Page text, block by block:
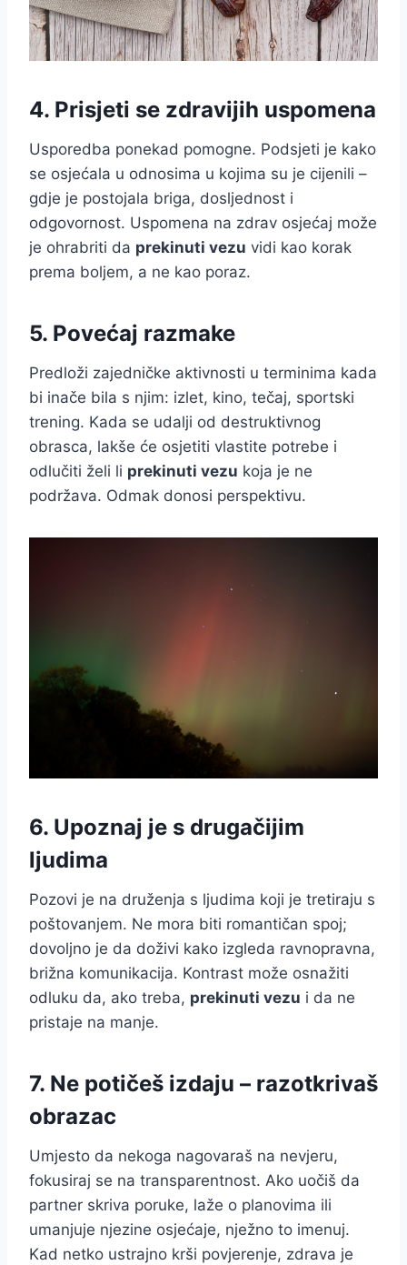
4. Prisjeti se zdravijih uspomena
Usporedba ponekad pomogne. Podsjeti je kako
se osjećala u odnosima u kojima su je cijenili –
gdje je postojala briga, dosljednost i
odgovornost. Uspomena na zdrav osjećaj može
je ohrabriti da prekinuti vezu vidi kao korak
prema boljem, a ne kao poraz.
5. Povećaj razmake
Predloži zajedničke aktivnosti u terminima kada
bi inače bila s njim: izlet, kino, tečaj, sportski
trening. Kada se udalji od destruktivnog
obrasca, lakše će osjetiti vlastite potrebe i
odlučiti želi li prekinuti vezu koja je ne
podržava. Odmak donosi perspektivu.
6. Upoznaj je s drugačijim
ljudima
Pozovi je na druženja s ljudima koji je tretiraju s
poštovanjem. Ne mora biti romantičan spoj;
dovoljno je da doživi kako izgleda ravnopravna,
brižna komunikacija. Kontrast može osnažiti
odluku da, ako treba, prekinuti vezu i da ne
pristaje na manje.
7. Ne potičeš izdaju – razotkrivaš
obrazac
Umjesto da nekoga nagovaraš na nevjeru,
fokusiraj se na transparentnost. Ako uočiš da
partner skriva poruke, laže o planovima ili
umanjuje njezine osjećaje, nježno to imenuj.
Kad netko ustrajno krši povjerenje, zdrava je